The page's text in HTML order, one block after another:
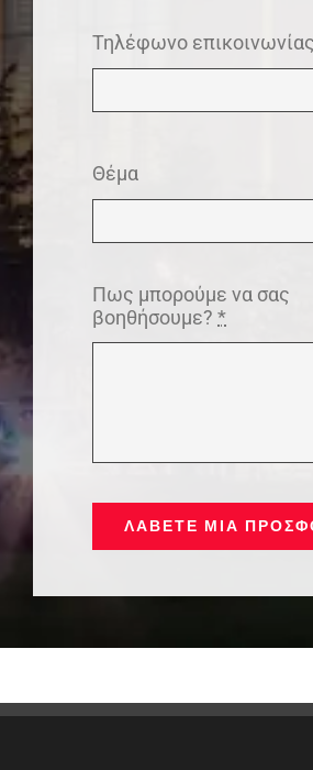
Τηλέφωνο
Θέμα
Πως μπορούμε να σας
βοηθήσουμε?*
ΛΆΒΕΤΕ ΜΙΑ